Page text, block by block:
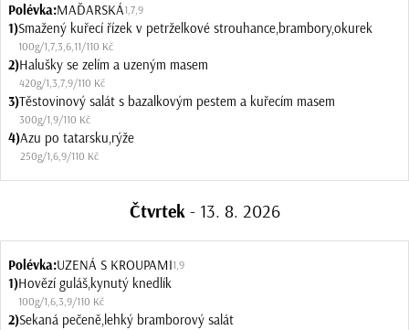
Polévka:MAĎARSKÁ1,7,9
1)Smažený kuřecí řízek v petrželkové strouhance,brambory,okurek
100g/1,7,3,6,11/110 Kč
2)Halušky se zelím a uzeným masem
420g/1,3,7,9/110 Kč
3)Těstovinový salát s bazalkovým pestem a kuřecím masem
300g/1,9/110 Kč
4)Azu po tatarsku,rýže
250g/1,6,9/110 Kč
Čtvrtek - 13. 8. 2026
Polévka:UZENÁ S KROUPAMI1,9
1)Hovězí guláš,kynutý knedlík
100g/1,6,3,9/110 Kč
2)Sekaná pečeně,lehký bramborový salát